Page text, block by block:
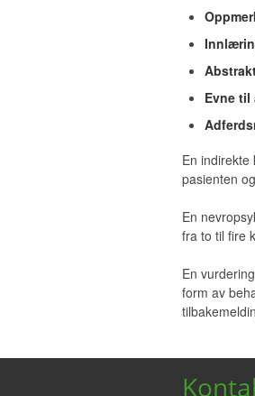
Evne
En
pasienten
En
fra to til fire
En
form av